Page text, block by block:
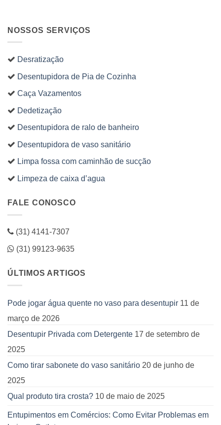
NOSSOS SERVIÇOS
Desratização
Desentupidora de Pia de Cozinha
Caça Vazamentos
Dedetização
Desentupidora de ralo de banheiro
Desentupidora de vaso sanitário
Limpa fossa com caminhão de sucção
Limpeza de caixa d’agua
FALE CONOSCO
(31) 4141-7307
(31) 99123-9635
ÚLTIMOS ARTIGOS
Pode jogar água quente no vaso para desentupir 11 de
março de 2026
Desentupir Privada com Detergente 17 de setembro de
2025
Como tirar sabonete do vaso sanitário 20 de junho de
2025
Qual produto tira crosta? 10 de maio de 2025
Entupimentos em Comércios: Como Evitar Problemas em